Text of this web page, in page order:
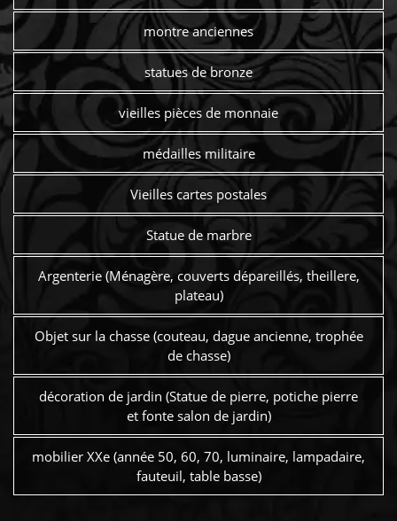
montre anciennes
statues de bronze
vieilles pièces de monnaie
médailles militaire
Vieilles cartes postales
Statue de marbre
Argenterie (Ménagère, couverts dépareillés, theillere,
plateau)
Objet sur la chasse (couteau, dague ancienne, trophée
de chasse)
décoration de jardin (Statue de pierre, potiche pierre
et fonte salon de jardin)
mobilier XXe (année 50, 60, 70, luminaire, lampadaire,
fauteuil, table basse)